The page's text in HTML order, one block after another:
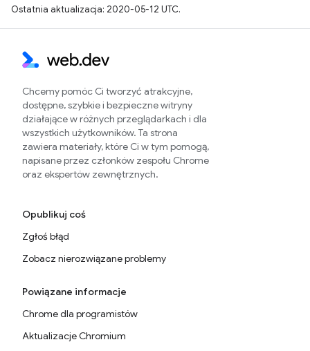
Ostatnia aktualizacja: 2020-05-12 UTC.
Chcemy pomóc Ci tworzyć atrakcyjne,
dostępne, szybkie i bezpieczne witryny
działające w różnych przeglądarkach i dla
wszystkich użytkowników. Ta strona
zawiera materiały, które Ci w tym pomogą,
napisane przez członków zespołu Chrome
oraz ekspertów zewnętrznych.
Opublikuj coś
Zgłoś błąd
Zobacz nierozwiązane problemy
Powiązane informacje
Chrome dla programistów
Aktualizacje Chromium